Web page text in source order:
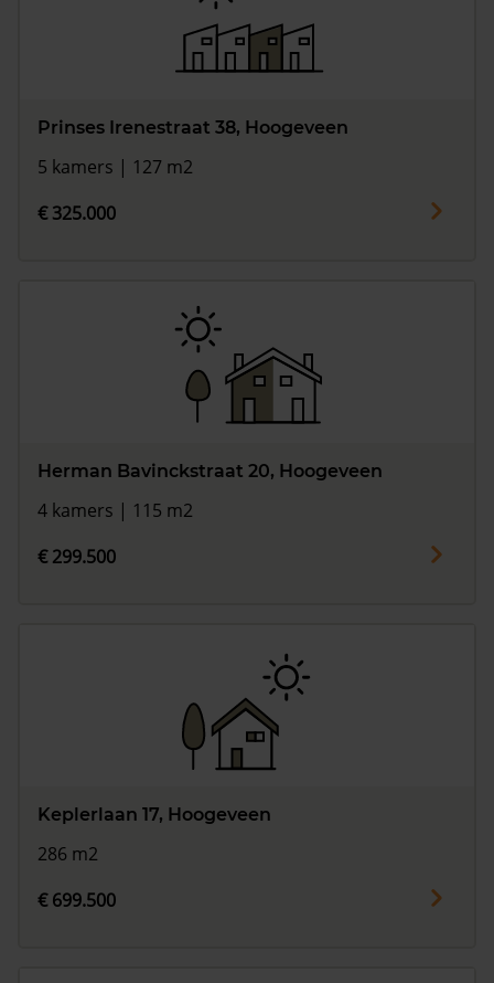
Prinses Irenestraat 38, Hoogeveen
5 kamers | 127 m2
€ 325.000
Herman Bavinckstraat 20, Hoogeveen
4 kamers | 115 m2
€ 299.500
Keplerlaan 17, Hoogeveen
286 m2
€ 699.500